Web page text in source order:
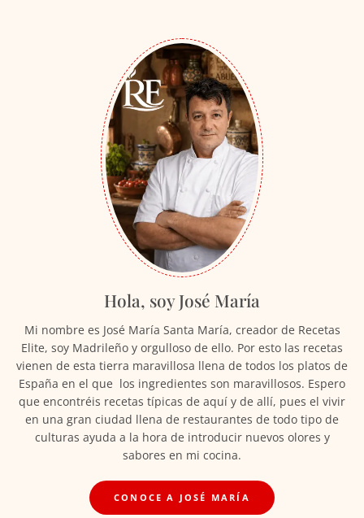
Hola, soy José María
Mi nombre es José María Santa María, creador de Recetas
Elite, soy Madrileño y orgulloso de ello. Por esto las recetas
vienen de esta tierra maravillosa llena de todos los platos de
España en el que los ingredientes son maravillosos. Espero
que encontréis recetas típicas de aquí y de allí, pues el vivir
en una gran ciudad llena de restaurantes de todo tipo de
culturas ayuda a la hora de introducir nuevos olores y
sabores en mi cocina.
CONOCE A JOSÉ MARÍA